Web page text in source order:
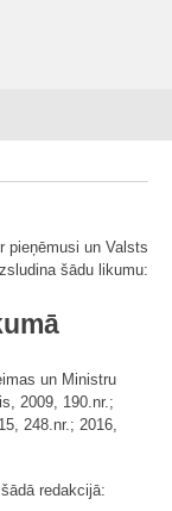
pieņēmusi un Valsts
šādu likumu:
un Ministru
2009, 190.nr.;
248.nr.; 2016,
redakcijā: